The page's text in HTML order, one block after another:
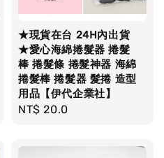
★現貨在台 24H內出貨
★愛心海綿捲髮器 捲髮
棒 捲髮條 捲髮神器 海綿
捲髮棒 捲髮器 髮捲 造型
用品【伊代企業社】
Regular
NT$ 20.0